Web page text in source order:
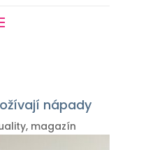
nápady
, magazín